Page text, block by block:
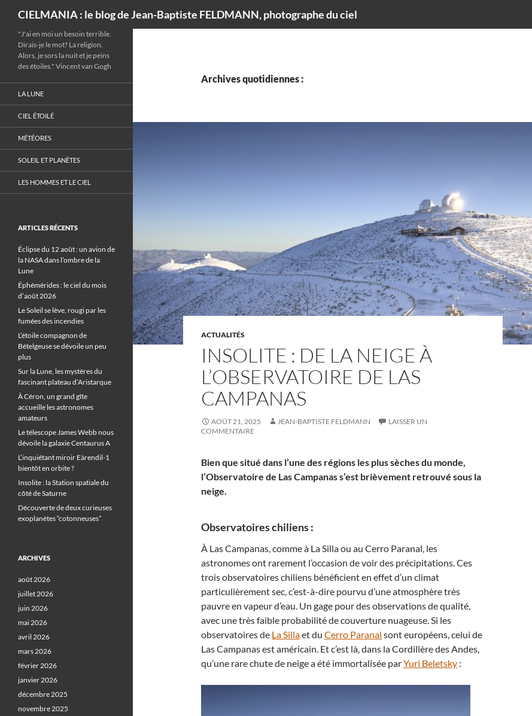
CIELMANIA : le blog de Jean-Baptiste FELDMANN, photographe du ciel
Archives quotidiennes :
ACTUALITÉS
INSOLITE : DE LA NEIGE À
L’OBSERVATOIRE DE LAS
CAMPANAS
AOÛT 21, 2025 JEAN-BAPTISTE FELDMANN
LAISSER UN
COMMENTAIRE
Bien que situé dans l’une des régions les plus sèches du monde,
l’Observatoire de Las Campanas s’est brièvement retrouvé sous la
neige.
Observatoires chiliens :
À Las Campanas, comme à La Silla ou au Cerro Paranal, les
astronomes ont rarement l’occasion de voir des précipitations. Ces
trois observatoires chiliens bénéficient en effet d’un climat
particulièrement sec, c’est-à-dire pourvu d’une atmosphère très
pauvre en vapeur d’eau. Un gage pour des observations de qualité,
avec une très faible probabilité de couverture nuageuse. Si les
observatoires de La Sillaet du Cerro Paranal sont européens, celui de
Las Campanas est américain. Et c’est là, dans la Cordillère des Andes,
qu’une rare chute de neige a été immortalisée parYuri Beletsky :
"J'ai en moi un besoin terrible.
Dirais-je le mot? La religion.
Alors, je sors la nuit et je peins
des étoiles." Vincent van Gogh
LA LUNE
CIEL ÉTOILÉ
MÉTÉORES
SOLEIL ET PLANÈTES
LES HOMMES ET LE CIEL
ARTICLES RÉCENTS
Éclipse du 12 août : un avion de
la NASA dans l’ombre de la
Lune
Éphémérides : le ciel du mois
d’août 2026
Le Soleil se lève, rougi par les
fumées des incendies
L’étoile compagnon de
Bételgeuse se dévoile un peu
plus
Sur la Lune, les mystères du
fascinant plateau d’Aristarque
À Céron, un grand gîte
accueille les astronomes
amateurs
Le télescope James Webb nous
dévoile la galaxie Centaurus A
L’inquiétant miroir Eärendil-1
bientôt en orbite ?
Insolite : la Station spatiale du
côté de Saturne
Découverte de deux curieuses
exoplanètes “cotonneuses”
ARCHIVES
août 2026
juillet 2026
juin 2026
mai 2026
avril 2026
mars 2026
février 2026
janvier 2026
décembre 2025
novembre 2025